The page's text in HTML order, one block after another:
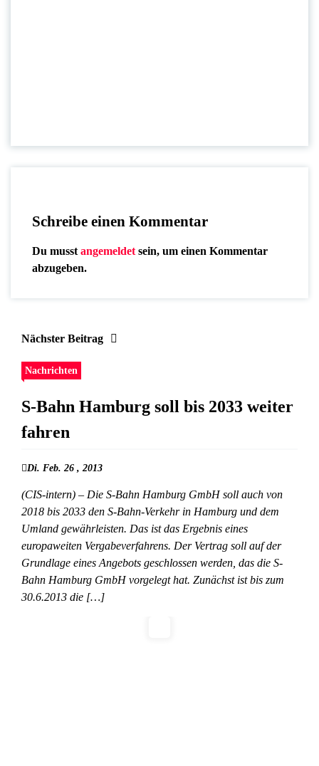
Schreibe einen Kommentar
Du musst angemeldet sein, um einen Kommentar
abzugeben.
Nächster Beitrag
Nachrichten
S-Bahn Hamburg soll bis 2033 weiter
fahren
Di. Feb. 26 , 2013
(CIS-intern) – Die S-Bahn Hamburg GmbH soll auch von
2018 bis 2033 den S-Bahn-Verkehr in Hamburg und dem
Umland gewährleisten. Das ist das Ergebnis eines
europaweiten Vergabeverfahrens. Der Vertrag soll auf der
Grundlage eines Angebots geschlossen werden, das die S-
Bahn Hamburg GmbH vorgelegt hat. Zunächst ist bis zum
30.6.2013 die […]